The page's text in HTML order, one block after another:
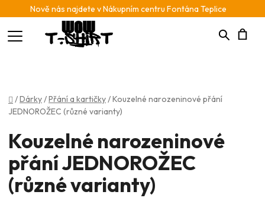
Nově nás najdete v Nákupním centru Fontána Teplice
Hledat
Domů
/Dárky/Přání a kartičky/Kouzelné narozeninové přání
JEDNOROŽEC (různé varianty)
Kouzelné narozeninové
přání JEDNOROŽEC
(různé varianty)